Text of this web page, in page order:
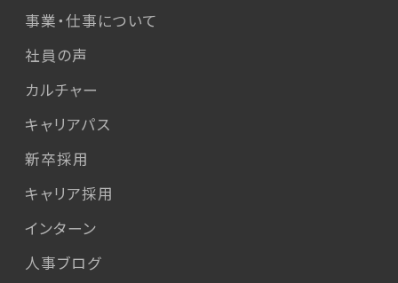
事業・仕事について
社員の声
カルチャー
キャリアパス
新卒採用
キャリア採用
インターン
人事ブログ